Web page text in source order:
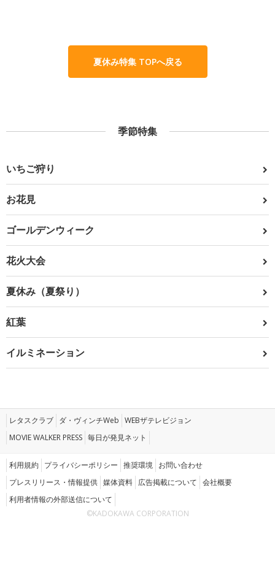
夏休み特集 TOPへ戻る
季節特集
いちご狩り
お花見
ゴールデンウィーク
花火大会
夏休み（夏祭り）
紅葉
イルミネーション
レタスクラブ ダ・ヴィンチWeb WEBザテレビジョン
MOVIE WALKER PRESS 毎日が発見ネット
利用規約 プライバシーポリシー 推奨環境 お問い合わせ
プレスリリース・情報提供 媒体資料 広告掲載について 会社概要
利用者情報の外部送信について
©KADOKAWA CORPORATION